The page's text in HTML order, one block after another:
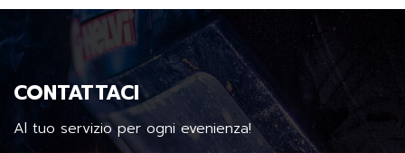
CONTATTACI
Al tuo servizio per ogni evenienza!